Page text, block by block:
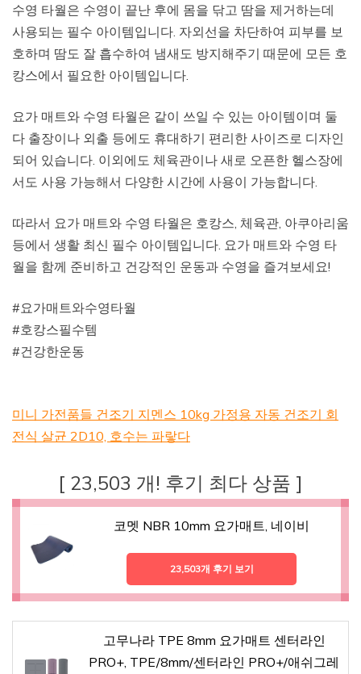
수영 타월은 수영이 끝난 후에 몸을 닦고 땀을 제거하는데
사용되는 필수 아이템입니다. 자외선을 차단하여 피부를 보
호하며 땀도 잘 흡수하여 냄새도 방지해주기 때문에 모든 호
캉스에서 필요한 아이템입니다.
요가 매트와 수영 타월은 같이 쓰일 수 있는 아이템이며 둘
다 출장이나 외출 등에도 휴대하기 편리한 사이즈로 디자인
되어 있습니다. 이외에도 체육관이나 새로 오픈한 헬스장에
서도 사용 가능해서 다양한 시간에 사용이 가능합니다.
따라서 요가 매트와 수영 타월은 호캉스, 체육관, 아쿠아리움
등에서 생활 최신 필수 아이템입니다. 요가 매트와 수영 타
월을 함께 준비하고 건강적인 운동과 수영을 즐겨보세요!
#요가매트와수영타월
#호캉스필수템
#건강한운동
미니 가전품들 건조기 지멘스 10kg 가정용 자동 건조기 회
전식 살균 2D10, 호수는 파랗다
[ 23,503 개! 후기 최다 상품 ]
코멧 NBR 10mm 요가매트, 네이비
23,503개 후기 보기
고무나라 TPE 8mm 요가매트 센터라인
PRO+, TPE/8mm/센터라인 PRO+/애쉬그레